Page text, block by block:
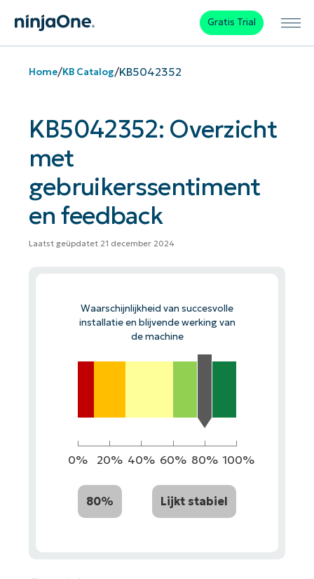
Gratis Trial
Home/KB Catalog/KB5042352
KB5042352: Overzicht
met
gebruikerssentiment
en feedback
Laatst geüpdatet 21 december 2024
Waarschijnlijkheid van succesvolle
installatie en blijvende werking van
de machine
0% 20% 40% 60% 80% 100%
80% Lijkt stabiel